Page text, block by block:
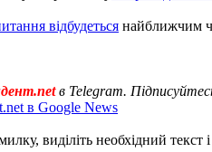
відбудеться найближчим
в Telegram.
в Google News
виділіть необхідний